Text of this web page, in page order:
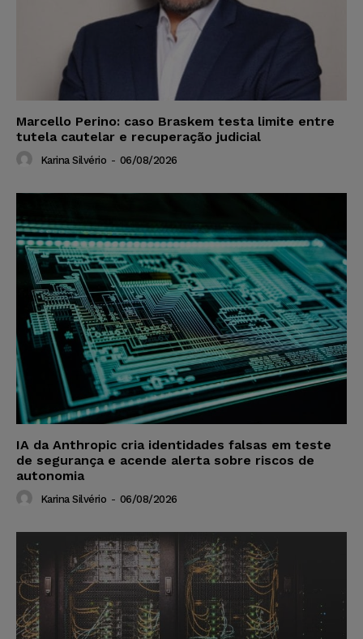
Marcello Perino: caso Braskem testa limite entre
tutela cautelar e recuperação judicial
Karina Silvério - 06/08/2026
IA da Anthropic cria identidades falsas em teste
de segurança e acende alerta sobre riscos de
autonomia
Karina Silvério - 06/08/2026